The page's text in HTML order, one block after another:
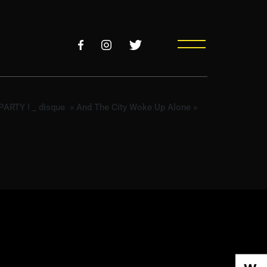
PARTY ! _ disque » And The City Woke Up Alone »